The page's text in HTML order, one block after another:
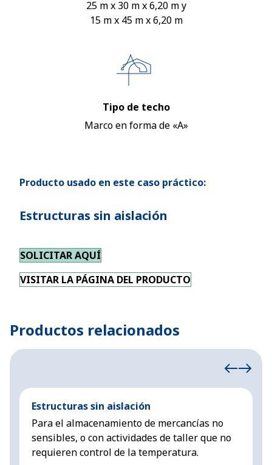
25 m x 30 m x 6,20 m y
15 m x 45 m x 6,20 m
Tipo de techo
Marco en forma de «A»
Producto usado en este caso práctico:
Estructuras sin aislación
SOLICITAR AQUÍ
VISITAR LA PÁGINA DEL PRODUCTO
Productos relacionados
Estructuras sin aislación
Para el almacenamiento de mercancías no
sensibles, o con actividades de taller que no
requieren control de la temperatura.